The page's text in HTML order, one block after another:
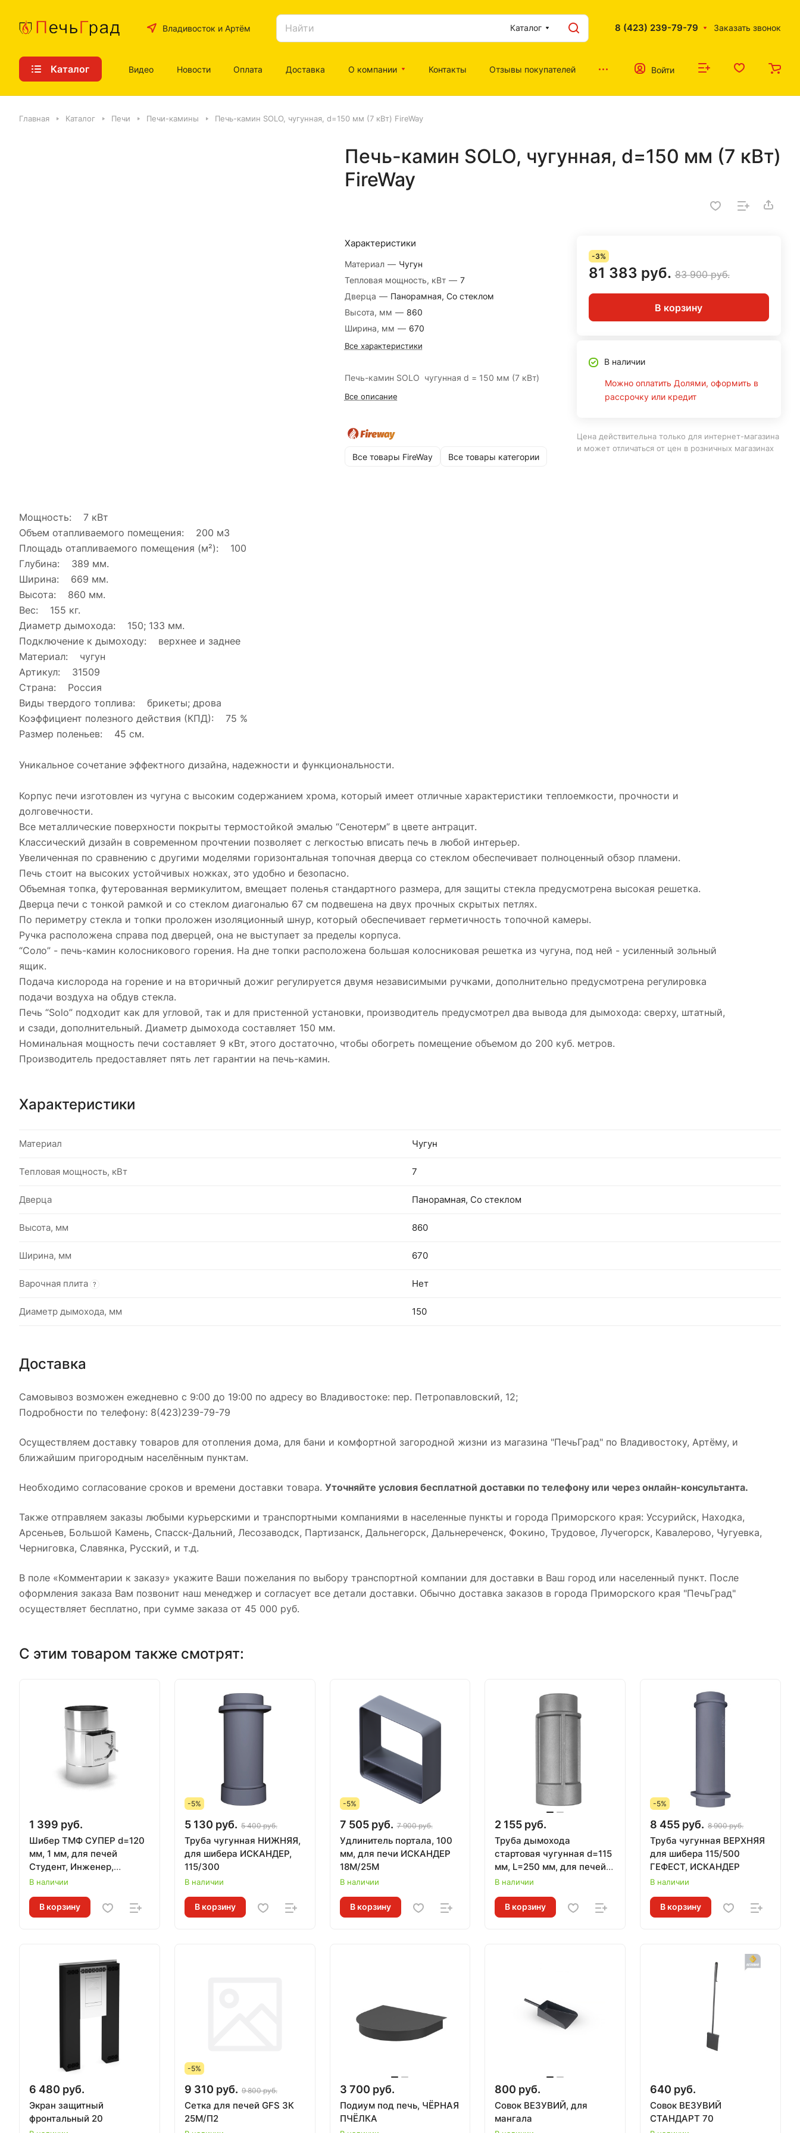
Владивосток и Артём Каталог 8 (423) 239-79-79 Заказать звонок
Каталог Видео Новости Оплата Доставка О компании Контакты Отзывы покупателей Войти
Главная Каталог Печи Печи-камины Печь-камин SOLO, чугунная, d=150 мм (7 кВт) FireWay
Печь-камин SOLO, чугунная, d=150 мм (7 кВт)
FireWay
Характеристики
Материал — Чугун
Тепловая мощность, кВт — 7
Дверца — Панорамная, Со стеклом
Высота, мм — 860
Ширина, мм — 670
Все характеристики
Печь-камин SOLO чугунная d = 150 мм (7 кВт)
Все описание
Все товары FireWay Все товары категории
-3%
81 383 руб. 83 900 руб.
В корзину
В наличии
Можно оплатить Долями, оформить в
рассрочку или кредит
Цена действительна только для интернет-магазина
и может отличаться от цен в розничных магазинах
Мощность: 7 кВт
Объем отапливаемого помещения: 200 м3
Площадь отапливаемого помещения (м²): 100
Глубина: 389 мм.
Ширина: 669 мм.
Высота: 860 мм.
Вес: 155 кг.
Диаметр дымохода: 150; 133 мм.
Подключение к дымоходу: верхнее и заднее
Материал: чугун
Артикул: 31509
Страна: Россия
Виды твердого топлива: брикеты; дрова
Коэффициент полезного действия (КПД): 75 %
Размер поленьев: 45 см.
Уникальное сочетание эффектного дизайна, надежности и функциональности.
Корпус печи изготовлен из чугуна с высоким содержанием хрома, который имеет отличные характеристики теплоемкости, прочности и
долговечности.
Все металлические поверхности покрыты термостойкой эмалью “Сенотерм” в цвете антрацит.
Классический дизайн в современном прочтении позволяет с легкостью вписать печь в любой интерьер.
Увеличенная по сравнению с другими моделями горизонтальная топочная дверца со стеклом обеспечивает полноценный обзор пламени.
Печь стоит на высоких устойчивых ножках, это удобно и безопасно.
Объемная топка, футерованная вермикулитом, вмещает поленья стандартного размера, для защиты стекла предусмотрена высокая решетка.
Дверца печи с тонкой рамкой и со стеклом диагональю 67 см подвешена на двух прочных скрытых петлях.
По периметру стекла и топки проложен изоляционный шнур, который обеспечивает герметичность топочной камеры.
Ручка расположена справа под дверцей, она не выступает за пределы корпуса.
“Соло” - печь-камин колосникового горения. На дне топки расположена большая колосниковая решетка из чугуна, под ней - усиленный зольный
ящик.
Подача кислорода на горение и на вторичный дожиг регулируется двумя независимыми ручками, дополнительно предусмотрена регулировка
подачи воздуха на обдув стекла.
Печь “Solo” подходит как для угловой, так и для пристенной установки, производитель предусмотрел два вывода для дымохода: сверху, штатный,
и сзади, дополнительный. Диаметр дымохода составляет 150 мм.
Номинальная мощность печи составляет 9 кВт, этого достаточно, чтобы обогреть помещение объемом до 200 куб. метров.
Производитель предоставляет пять лет гарантии на печь-камин.
Характеристики
Материал Чугун
Тепловая мощность, кВт 7
Дверца Панорамная, Со стеклом
Высота, мм 860
Ширина, мм 670
Варочная плита ? Нет
Диаметр дымохода, мм 150
Доставка
Самовывоз возможен ежедневно с 9:00 до 19:00 по адресу во Владивостоке: пер. Петропавловский, 12;
Подробности по телефону: 8(423)239-79-79
Осуществляем доставку товаров для отопления дома, для бани и комфортной загородной жизни из магазина "ПечьГрад" по Владивостоку, Артёму, и
ближайшим пригородным населённым пунктам.
Необходимо согласование сроков и времени доставки товара. Уточняйте условия бесплатной доставки по телефону или через онлайн-консультанта.
Также отправляем заказы любыми курьерскими и транспортными компаниями в населенные пункты и города Приморского края: Уссурийск, Находка,
Арсеньев, Большой Камень, Спасск-Дальний, Лесозаводск, Партизанск, Дальнегорск, Дальнереченск, Фокино, Трудовое, Лучегорск, Кавалерово, Чугуевка,
Черниговка, Славянка, Русский, и т.д.
В поле «Комментарии к заказу» укажите Ваши пожелания по выбору транспортной компании для доставки в Ваш город или населенный пункт. После
оформления заказа Вам позвонит наш менеджер и согласует все детали доставки. Обычно доставка заказов в города Приморского края "ПечьГрад"
осуществляет бесплатно, при сумме заказа от 45 000 руб.
С этим товаром также смотрят:
1 399 руб.
Шибер ТМФ СУПЕР d=120
мм, 1 мм, для печей
Студент, Инженер,
Гимназист, Золушка,
В наличии
В корзину
-5%
5 130 руб. 5 400 руб.
Труба чугунная НИЖНЯЯ,
для шибера ИСКАНДЕР,
115/300
В наличии
В корзину
-5%
7 505 руб. 7 900 руб.
Удлинитель портала, 100
мм, для печи ИСКАНДЕР
18М/25М
В наличии
В корзину
2 155 руб.
Труба дымохода
стартовая чугунная d=115
мм, L=250 мм, для печей
ЛИТКОМ
В наличии
В корзину
-5%
8 455 руб. 8 900 руб.
Труба чугунная ВЕРХНЯЯ
для шибера 115/500
ГЕФЕСТ, ИСКАНДЕР
В наличии
В корзину
6 480 руб.
Экран защитный
фронтальный 20
-5%
9 310 руб. 9 800 руб.
Сетка для печей GFS ЗК
25М/П2
3 700 руб.
Подиум под печь, ЧЁРНАЯ
ПЧЁЛКА
800 руб.
Совок ВЕЗУВИЙ, для
мангала
640 руб.
Совок ВЕЗУВИЙ
СТАНДАРТ 70